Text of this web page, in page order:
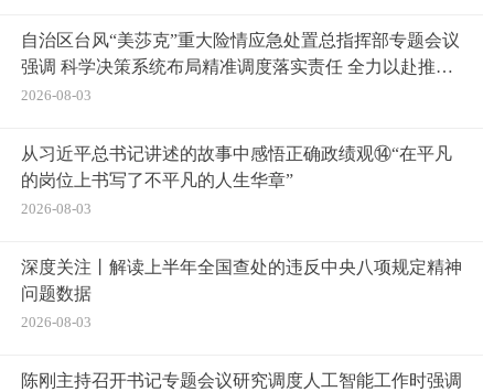
自治区台风“美莎克”重大险情应急处置总指挥部专题会议
强调 科学决策系统布局精准调度落实责任 全力以赴推进
灾后恢复重建工作 陈刚主持 韦韬孙大伟出席
2026-08-03
从习近平总书记讲述的故事中感悟正确政绩观⑭“在平凡
的岗位上书写了不平凡的人生华章”
2026-08-03
深度关注丨解读上半年全国查处的违反中央八项规定精神
问题数据
2026-08-03
陈刚主持召开书记专题会议研究调度人工智能工作时强调